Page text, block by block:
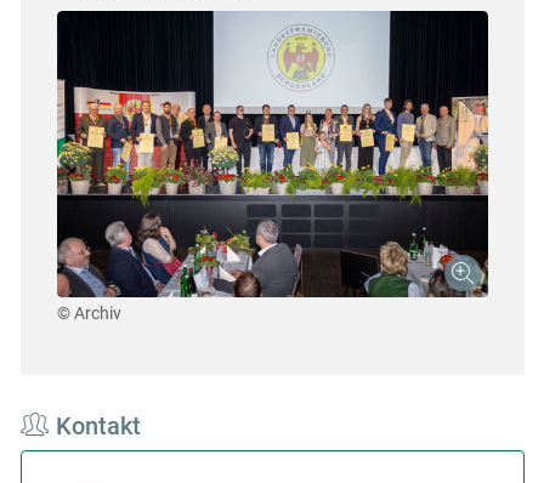
© Archiv
Kontakt